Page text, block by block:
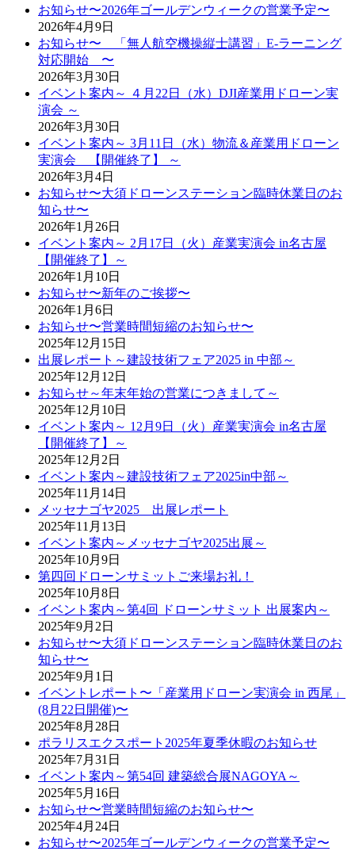
お知らせ〜2026年ゴールデンウィークの営業予定〜
2026年4月9日
お知らせ〜 「無人航空機操縦士講習」E-ラーニング
対応開始 〜
2026年3月30日
イベント案内～ ４月22日（水）DJI産業用ドローン実
演会 ～
2026年3月30日
イベント案内～ 3月11日（水）物流＆産業用ドローン
実演会 【開催終了】 ～
2026年3月4日
お知らせ〜大須ドローンステーション臨時休業日のお
知らせ〜
2026年1月26日
イベント案内～ 2月17日（火）産業実演会 in名古屋
【開催終了】～
2026年1月10日
お知らせ〜新年のご挨拶〜
2026年1月6日
お知らせ〜営業時間短縮のお知らせ〜
2025年12月15日
出展レポート～建設技術フェア2025 in 中部～
2025年12月12日
お知らせ～年末年始の営業につきまして～
2025年12月10日
イベント案内～ 12月9日（火）産業実演会 in名古屋
【開催終了】～
2025年12月2日
イベント案内～建設技術フェア2025in中部～
2025年11月14日
メッセナゴヤ2025 出展レポート
2025年11月13日
イベント案内～メッセナゴヤ2025出展～
2025年10月9日
第四回ドローンサミットご来場お礼！
2025年10月8日
イベント案内～第4回 ドローンサミット 出展案内～
2025年9月2日
お知らせ〜大須ドローンステーション臨時休業日のお
知らせ〜
2025年9月1日
イベントレポート〜「産業用ドローン実演会 in 西尾」
(8月22日開催)〜
2025年8月28日
ポラリスエクスポート2025年夏季休暇のお知らせ
2025年7月31日
イベント案内～第54回 建築総合展NAGOYA～
2025年5月16日
お知らせ〜営業時間短縮のお知らせ〜
2025年4月24日
お知らせ〜2025年ゴールデンウィークの営業予定〜